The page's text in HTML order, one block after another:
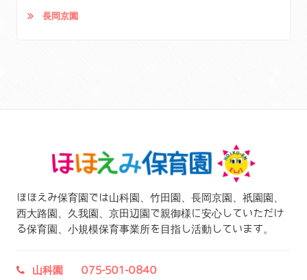
長岡京園
ほほえみ保育園では山科園、竹田園、長岡京園、祇園園、
西大路園、久我園、京田辺園で親御様に安心していただけ
る保育園、小規模保育事業所を目指し活動しています。
山科園 075-501-0840